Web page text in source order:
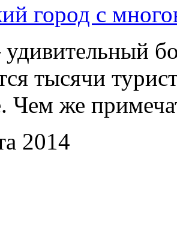
город с
тысячи
Чем же
2014